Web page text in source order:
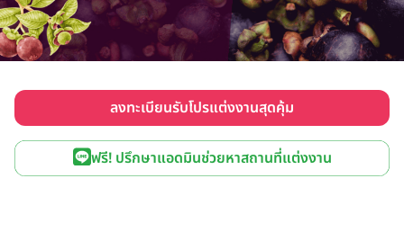
ลงทะเบียนรับโปรแต่งงานสุดคุ้ม
ฟรี! ปรึกษาแอดมินช่วยหาสถานที่แต่งงาน